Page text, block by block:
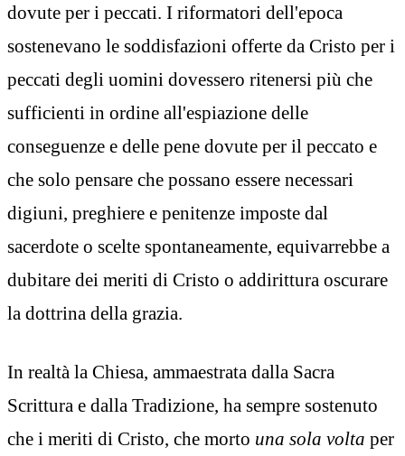
dovute per i peccati. I riformatori dell'epoca
sostenevano le soddisfazioni offerte da Cristo per i
peccati degli uomini dovessero ritenersi più che
sufficienti in ordine all'espiazione delle
conseguenze e delle pene dovute per il peccato e
che solo pensare che possano essere necessari
digiuni, preghiere e penitenze imposte dal
sacerdote o scelte spontaneamente, equivarrebbe a
dubitare dei meriti di Cristo o addirittura oscurare
la dottrina della grazia.
In realtà la Chiesa, ammaestrata dalla Sacra
Scrittura e dalla Tradizione, ha sempre sostenuto
che i meriti di Cristo, che morto una sola volta per